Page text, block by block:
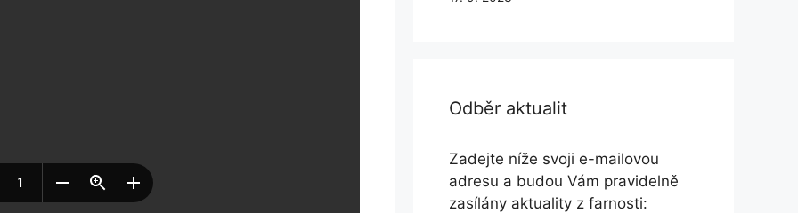
Odběr aktualit
Zadejte níže svoji e-mailovou
adresu a budou Vám pravidelně
zasílány aktuality z farnosti: